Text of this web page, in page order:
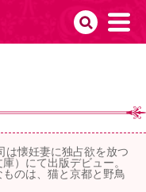
は懐妊妻に独占欲を放つ
）にて出版デビュー。
のは、猫と京都と野鳥